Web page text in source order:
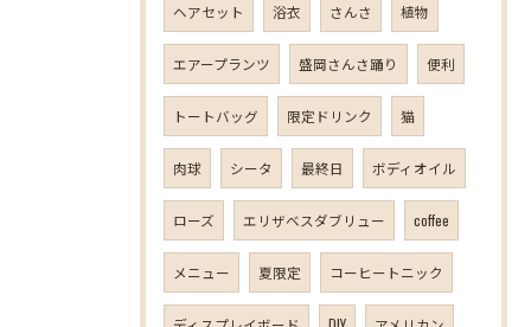
ヘアセット 浴衣 さんさ 植物
エアープランツ 盛岡さんさ踊り 便利
トートバッグ 限定ドリンク 猫
肉球 シータ 最終日 ボディオイル
ローズ エリザベスダブリュー coffee
メニュー 夏限定 コーヒートニック